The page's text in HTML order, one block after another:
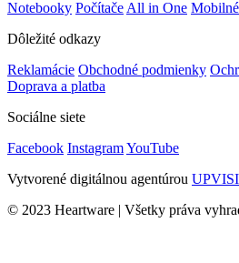
Notebooky Počítače All in One
Dôležité odkazy
Reklamácie Obchodné podmienky
Doprava a platba
Sociálne siete
Facebook InstagramYouTube
Vytvorené digitálnou agentúrou
© 2023 Heartware | Všetky práva